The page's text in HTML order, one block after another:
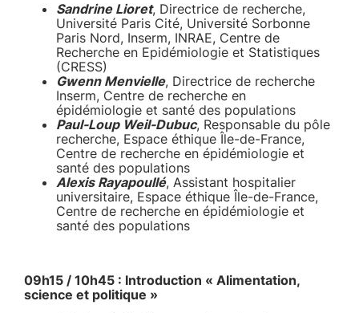
Sandrine Lioret, Directrice de recherche,
Université Paris Cité, Université Sorbonne
Paris Nord, Inserm, INRAE, Centre de
Recherche en Epidémiologie et Statistiques
(CRESS)
Gwenn Menvielle, Directrice de recherche
Inserm, Centre de recherche en
épidémiologie et santé des populations
Paul-Loup Weil-Dubuc, Responsable du pôle
recherche, Espace éthique Île-de-France,
Centre de recherche en épidémiologie et
santé des populations
Alexis Rayapoullé, Assistant hospitalier
universitaire, Espace éthique Île-de-France,
Centre de recherche en épidémiologie et
santé des populations
09h15 / 10h45 : Introduction « Alimentation,
science et politique »